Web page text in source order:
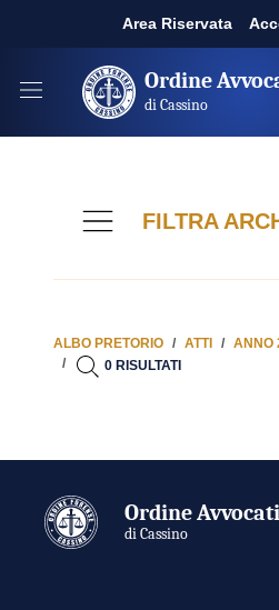
Area Riservata
Ordine
di Cassino
FILTRA
ALBO PRETORIO ATTI ANNO
0 RISULTATI
Ordine Avvocati
di Cassino